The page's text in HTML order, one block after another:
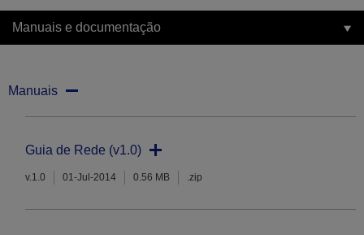
Manuais e documentação
Manuais
Guia de Rede (v1.0)
v.1.0 01-Jul-2014 0.56 MB .zip